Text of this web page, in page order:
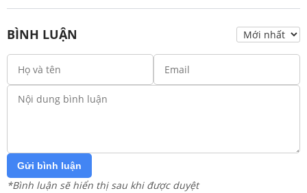
BÌNH LUẬN
Gửi bình luận
*Bình luận sẽ hiển thị sau khi được duyệt